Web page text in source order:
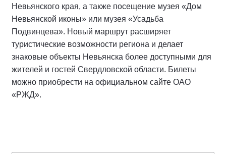
Невьянского края, а также посещение музея «Дом
Невьянской иконы» или музея «Усадьба
Подвинцева». Новый маршрут расширяет
туристические возможности региона и делает
знаковые объекты Невьянска более доступными для
жителей и гостей Свердловской области. Билеты
можно приобрести на официальном сайте ОАО
«РЖД».